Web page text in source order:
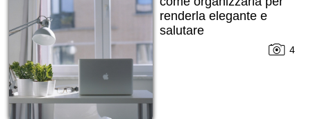
renderla elegante e
salutare
4